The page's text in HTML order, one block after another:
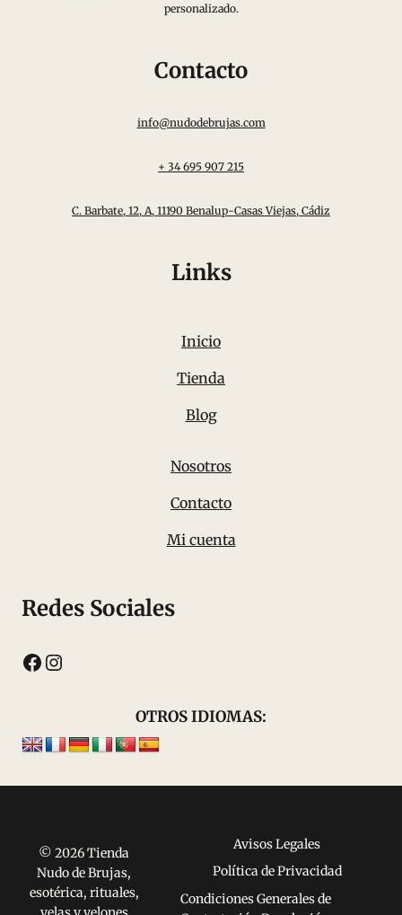
personalizado.
Contacto
info@nudodebrujas.com
+ 34 695 907 215
C. Barbate, 12, A, 11190 Benalup-Casas Viejas, Cádiz
Links
Inicio
Tienda
Blog
Nosotros
Contacto
Mi cuenta
Redes Sociales
Facebook
Instagram
OTROS IDIOMAS:
© 2026 Tienda
Nudo de Brujas,
esotérica, rituales,
Avisos Legales
Política de Privacidad
Condiciones Generales de